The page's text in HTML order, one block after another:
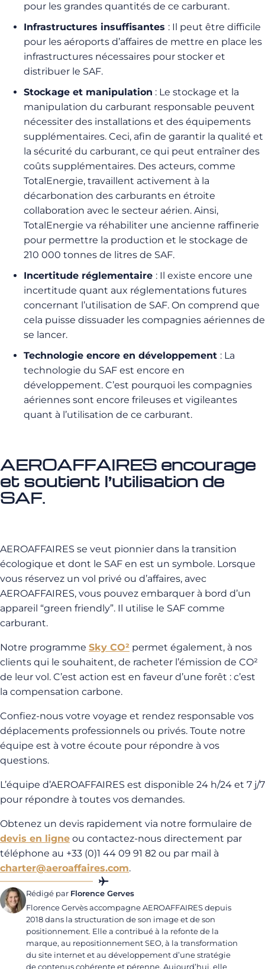
pour les grandes quantités de ce carburant.
Infrastructures insuffisantes : Il peut être difficile
pour les aéroports d’affaires de mettre en place les
infrastructures nécessaires pour stocker et
distribuer le SAF.
Stockage et manipulation : Le stockage et la
manipulation du carburant responsable peuvent
nécessiter des installations et des équipements
supplémentaires. Ceci, afin de garantir la qualité et
la sécurité du carburant, ce qui peut entraîner des
coûts supplémentaires. Des acteurs, comme
TotalEnergie, travaillent activement à la
décarbonation des carburants en étroite
collaboration avec le secteur aérien. Ainsi,
TotalEnergie va réhabiliter une ancienne raffinerie
pour permettre la production et le stockage de
210 000 tonnes de litres de SAF.
Incertitude réglementaire : Il existe encore une
incertitude quant aux réglementations futures
concernant l’utilisation de SAF. On comprend que
cela puisse dissuader les compagnies aériennes de
se lancer.
Technologie encore en développement : La
technologie du SAF est encore en
développement. C’est pourquoi les compagnies
aériennes sont encore frileuses et vigileantes
quant à l’utilisation de ce carburant.
AEROAFFAIRES encourage
et soutient l’utilisation de
SAF.
AEROAFFAIRES se veut pionnier dans la transition
écologique et dont le SAF en est un symbole. Lorsque
vous réservez un vol privé ou d’affaires, avec
AEROAFFAIRES, vous pouvez embarquer à bord d’un
appareil “green friendly”. Il utilise le SAF comme
carburant.
Notre programme Sky CO² permet également, à nos
clients qui le souhaitent, de racheter l’émission de CO²
de leur vol. C’est action est en faveur d’une forêt : c’est
la compensation carbone.
Confiez-nous votre voyage et rendez responsable vos
déplacements professionnels ou privés. Toute notre
équipe est à votre écoute pour répondre à vos
questions.
L’équipe d’AEROAFFAIRES est disponible 24 h/24 et 7 j/7
pour répondre à toutes vos demandes.
Obtenez un devis rapidement via notre formulaire de
devis en ligne ou contactez-nous directement par
téléphone au +33 (0)1 44 09 91 82 ou par mail à
charter@aeroaffaires.com.
Rédigé par Florence Gerves
Florence Gervès accompagne AEROAFFAIRES depuis
2018 dans la structuration de son image et de son
positionnement. Elle a contribué à la refonte de la
marque, au repositionnement SEO, à la transformation
du site internet et au développement d’une stratégie
de contenus cohérente et pérenne. Aujourd’hui, elle